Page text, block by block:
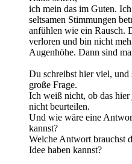
ich mein das im Guten.
seltsamen Stimmungen
anfühlen wie ein Rausch.
verloren und bin nicht
Augenhöhe. Dann sind
Du schreibst hier viel,
große Frage.
Ich weiß nicht, ob das
nicht beurteilen.
Und wie wäre eine
kannst?
Welche Antwort brauchst
Idee haben kannst?